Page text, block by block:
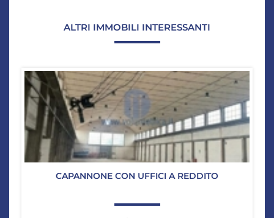
ALTRI IMMOBILI INTERESSANTI
CAPANNONE CON UFFICI A REDDITO